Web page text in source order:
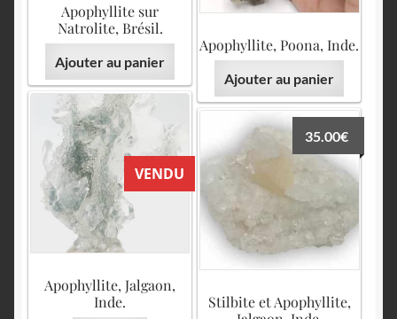
Apophyllite sur
Natrolite, Brésil.
Ajouter au panier
Apophyllite, Poona, Inde.
Ajouter au panier
VENDU
Apophyllite, Jalgaon,
Inde.
Stilbite et Apophyllite,
35.00€